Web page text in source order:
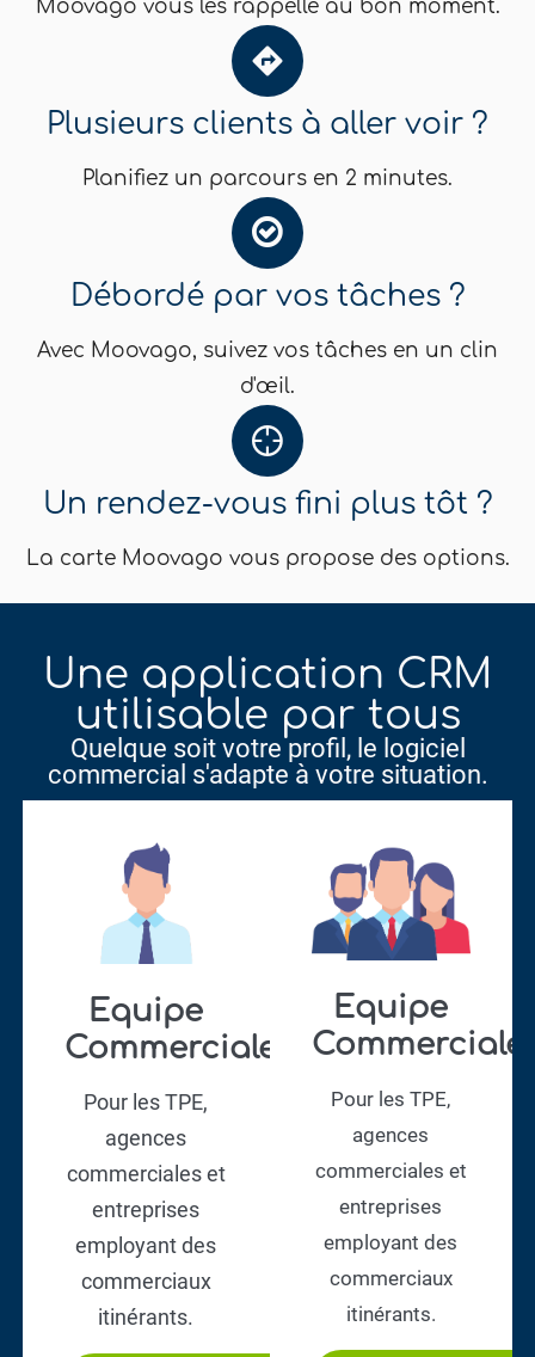
Moovago vous les rappelle au bon moment.
Plusieurs clients à aller voir ?
Planifiez un parcours en 2 minutes.
Débordé par vos tâches ?
Avec Moovago, suivez vos tâches en un clin
d'œil.
Un rendez-vous fini plus tôt ?
La carte Moovago vous propose des options.
Une application CRM
utilisable par tous
Quelque soit votre profil, le logiciel
commercial s'adapte à votre situation.
Equipe
Commerciale​
Pour les TPE,
agences
commerciales et
entreprises
employant des
commerciaux
itinérants.
Equipe
Commerciale​
Pour les TPE,
agences
commerciales et
entreprises
employant des
commerciaux
itinérants.